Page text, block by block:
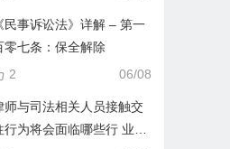
《民事诉讼法》详解 – 第一
零七条：保全解除
06/08
2
师与司法相关人员接触交
行为将会面临哪些行 业处